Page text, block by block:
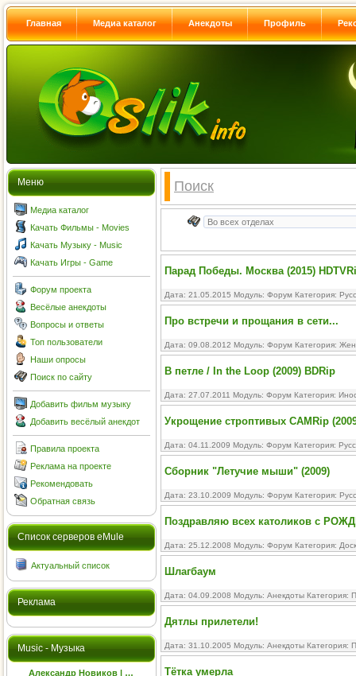
Главная Медиа каталог Анекдоты Профиль
Меню
Медиа каталог
Качать Фильмы - Movies
Качать Музыку - Music
Качать Игры - Game
Форум проекта
Весёлые анекдоты
Вопросы и ответы
Топ пользователи
Наши опросы
Поиск по сайту
Добавить фильм музыку
Добавить весёлый анекдот
Правила проекта
Реклама на проекте
Рекомендовать
Обратная связь
Cписок серверов eMule
Актуальный список
Реклама
Music - Музыка
Александр Новиков | …
Поиск
Парад Победы. Москва (2015)
Дата: 21.05.2015 Модуль: Форум Категория:
Про встречи и прощания в сети...
Дата: 09.08.2012 Модуль: Форум Категория:
В петле / In the Loop (2009) BDRip
Дата: 27.07.2011 Модуль: Форум Категория:
Укрощение строптивых CAMRip
Дата: 04.11.2009 Модуль: Форум Категория:
Сборник "Летучие мыши" (2009)
Дата: 23.10.2009 Модуль: Форум Категория:
Поздравляю всех католиков с
Дата: 25.12.2008 Модуль: Форум Категория:
Шлагбаум
Дата: 04.09.2008 Модуль: Анекдоты Категория:
Дятлы прилетели!
Дата: 31.10.2005 Модуль: Анекдоты Категория:
Тётка умерла